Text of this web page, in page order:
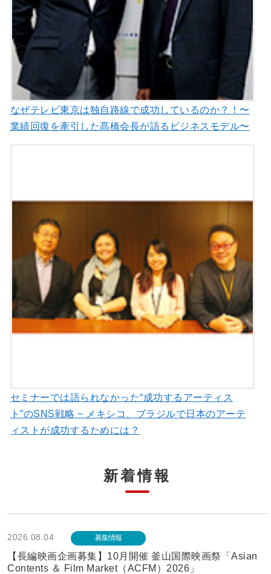
なぜテレビ東京は独自路線で成功しているのか？！〜
業績回復を牽引した髙橋会長が語るビジネスモデル〜
セミナーでは語られなかった“成功するアーティス
ト”のSNS戦略 − メキシコ、ブラジルで日本のアーテ
ィストが成功するためには？
新着情報
2026.08.04 募集情報
【長編映画企画募集】10月開催 釜山国際映画祭「Asian
Contents ＆ Film Market（ACFM）2026」